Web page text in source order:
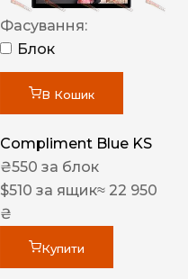
Фасування:
Блок
В Кошик
Compliment Blue KS
₴550 за блок
$510 за ящик≈ 22 950
₴
Купити